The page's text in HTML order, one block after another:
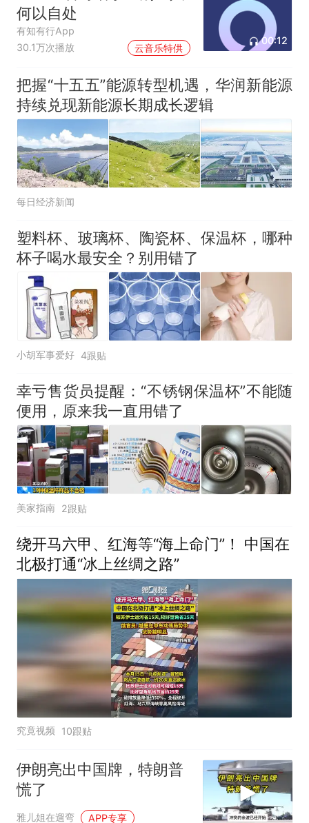
何以自处
有知有行App
30.1万次播放
云音乐特供
00:12
把握“十五五”能源转型机遇，华润新能源
持续兑现新能源长期成长逻辑
每日经济新闻
塑料杯、玻璃杯、陶瓷杯、保温杯，哪种
杯子喝水最安全？别用错了
小胡军事爱好 4跟贴
幸亏售货员提醒：“不锈钢保温杯”不能随
便用，原来我一直用错了
美家指南 2跟贴
绕开马六甲、红海等“海上命门”！ 中国在
北极打通“冰上丝绸之路”
究竟视频 10跟贴
伊朗亮出中国牌，特朗普
慌了
雅儿姐在遛弯 APP专享